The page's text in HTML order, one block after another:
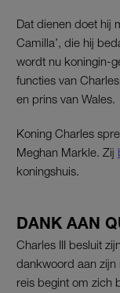
Dat dienen doet hij
Camilla’, die hij
wordt nu koningin-
functies van
en prins van Wales.
Koning Charles
Meghan Markle. Zij
koningshuis.
DANK AAN
Charles III besluit
dankwoord aan zijn
reis begint om zich